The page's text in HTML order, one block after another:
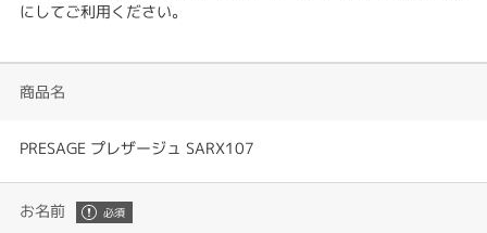
にしてご利用ください。
商品名
PRESAGE プレザージュ SARX107
お名前